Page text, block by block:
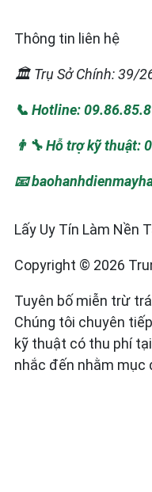
Thông tin liên hệ
🏛️ Trụ Sở Chính: 39/
📞 Hotline:
👨‍🔧 Hỗ trợ kỹ thuật:
📧
Lấy Uy Tín Làm Nền
Copyright © 2026
Tuyên bố miễn trừ
Chúng tôi chuyên
kỹ thuật có thu phí
nhắc đến nhằm mục